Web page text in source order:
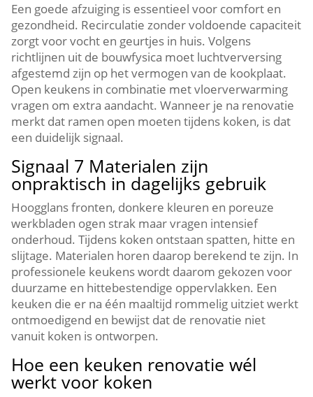
Een goede afzuiging is essentieel voor comfort en
gezondheid.​ Recirculatie zonder voldoende capaciteit
zorgt voor vocht en geurtjes in huis.​ Volgens
richtlijnen uit de bouwfysica moet luchtverversing
afgestemd zijn op het vermogen van de kookplaat.​
Open keukens in combinatie met vloerverwarming
vragen om extra aandacht.​ Wanneer je na renovatie
merkt dat ramen open moeten tijdens koken, is dat
een duidelijk signaal.​
Signaal 7 Materialen zijn
onpraktisch in dagelijks gebruik
Hoogglans fronten, donkere kleuren en poreuze
werkbladen ogen strak maar vragen intensief
onderhoud.​ Tijdens koken ontstaan spatten, hitte en
slijtage.​ Materialen horen daarop berekend te zijn.​ In
professionele keukens wordt daarom gekozen voor
duurzame en hittebestendige oppervlakken.​ Een
keuken die er na één maaltijd rommelig uitziet werkt
ontmoedigend en bewijst dat de renovatie niet
vanuit koken is ontworpen.​
Hoe een keuken renovatie wél
werkt voor koken